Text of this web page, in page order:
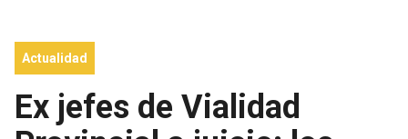
Actualidad
Ex jefes de Vialidad